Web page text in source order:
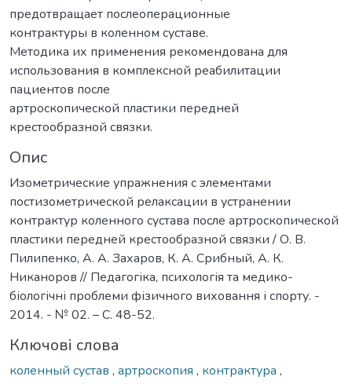
предотвращает послеоперационные
контрактуры в коленном суставе.
Методика их применения рекомендована для
использования в комплексной реабилитации
пациентов после
артроскопической пластики передней
крестообразной связки.
Опис
Изометрические упражнения с элементами
постизометрической релаксации в устранении
контрактур коленного сустава после артроскопической
пластики передней крестообразной связки / О. В.
Пилипенко, А. А. Захаров, К. А. Срибный, А. К.
Никаноров // Педагогіка, психологія та медико-
біологічні проблеми фізичного виховання і спорту. -
2014. - № 02. – С. 48-52.
Ключові слова
коленный сустав , артроскопия , контрактура ,